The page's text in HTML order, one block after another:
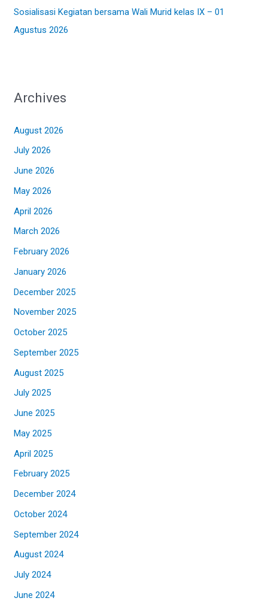
Sosialisasi Kegiatan bersama Wali Murid kelas IX – 01
Agustus 2026
Archives
August 2026
July 2026
June 2026
May 2026
April 2026
March 2026
February 2026
January 2026
December 2025
November 2025
October 2025
September 2025
August 2025
July 2025
June 2025
May 2025
April 2025
February 2025
December 2024
October 2024
September 2024
August 2024
July 2024
June 2024